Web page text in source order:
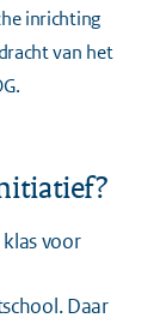
inrichting
van het
.
voor
Daar